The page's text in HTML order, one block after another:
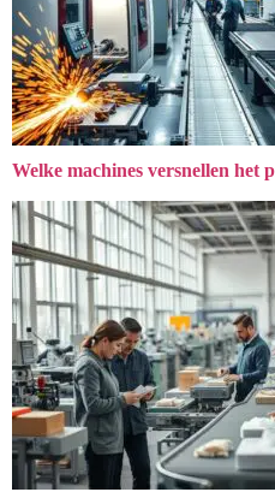
Welke machines versnellen het